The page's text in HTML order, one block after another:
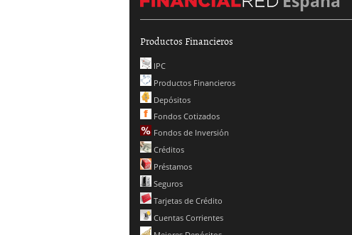
Productos Financieros
IPC
Productos Financieros
Depósitos
Fondos Cotizados
Fondos de Inversión
Créditos
Préstamos
Seguros
Tarjetas de Crédito
Cuentas Corrientes